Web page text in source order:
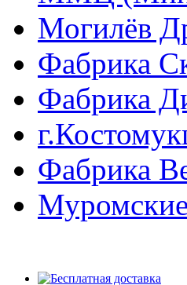
Могилёв
Фабрика
Фабрика
Фабрика